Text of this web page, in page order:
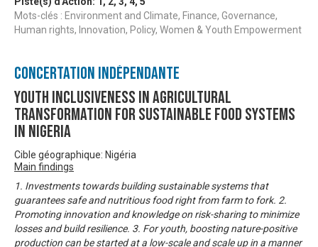
Mots-clés : Environment and Climate, Finance, Governance,
Human rights, Innovation, Policy, Women & Youth Empowerment
Concertation Indépendante
Youth Inclusiveness In Agricultural
Transformation For Sustainable Food Systems
In Nigeria
Cible géographique: Nigéria
Main findings
1. Investments towards building sustainable systems that
guarantees safe and nutritious food right from farm to fork. 2.
Promoting innovation and knowledge on risk-sharing to minimize
losses and build resilience. 3. For youth, boosting nature-positive
production can be started at a low-scale and scale up in a manner